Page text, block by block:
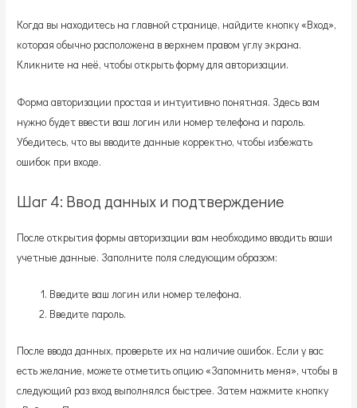
Когда вы находитесь на главной странице, найдите кнопку «Вход»,
которая обычно расположена в верхнем правом углу экрана.
Кликните на неё, чтобы открыть форму для авторизации.
Форма авторизации простая и интуитивно понятная. Здесь вам
нужно будет ввести ваш логин или номер телефона и пароль.
Убедитесь, что вы вводите данные корректно, чтобы избежать
ошибок при входе.
Шаг 4: Ввод данных и подтверждение
После открытия формы авторизации вам необходимо вводить ваши
учетные данные. Заполните поля следующим образом:
Введите ваш логин или номер телефона.
Введите пароль.
После ввода данных, проверьте их на наличие ошибок. Если у вас
есть желание, можете отметить опцию «Запомнить меня», чтобы в
следующий раз вход выполнялся быстрее. Затем нажмите кнопку